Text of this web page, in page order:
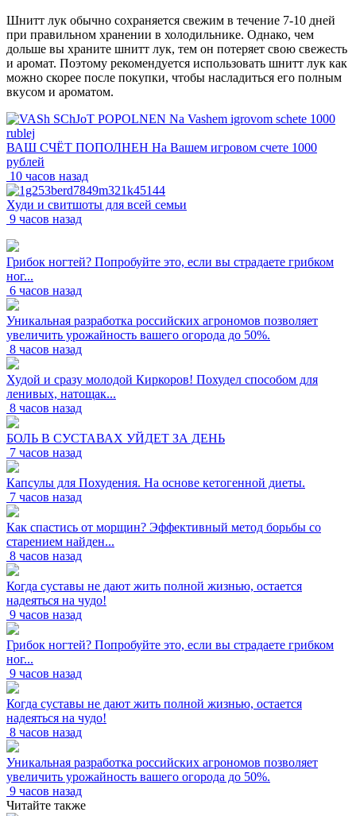
Шнитт лук обычно сохраняется свежим в течение 7-10 дней
при правильном хранении в холодильнике. Однако, чем
дольше вы храните шнитт лук, тем он потеряет свою свежесть
и аромат. Поэтому рекомендуется использовать шнитт лук как
можно скорее после покупки, чтобы насладиться его полным
вкусом и ароматом.
ВАШ СЧЁТ ПОПОЛНЕН На Вашем игровом счете 1000
рублей
10 часов назад
Худи и свитшоты для всей семьи
9 часов назад
Грибок ногтей? Попробуйте это, если вы страдаете грибком
ног...
6 часов назад
Уникальная разработка российских агрономов позволяет
увеличить урожайность вашего огорода до 50%.
8 часов назад
Худой и сразу молодой Киркоров! Похудел способом для
ленивых, натощак...
8 часов назад
БОЛЬ В СУСТАВАХ УЙДЕТ ЗА ДЕНЬ
7 часов назад
Капсулы для Похудения. На основе кетогенной диеты.
7 часов назад
Как спастись от морщин? Эффективный метод борьбы со
старением найден...
8 часов назад
Когда суставы не дают жить полной жизнью, остается
надеяться на чудо!
9 часов назад
Грибок ногтей? Попробуйте это, если вы страдаете грибком
ног...
9 часов назад
Когда суставы не дают жить полной жизнью, остается
надеяться на чудо!
8 часов назад
Уникальная разработка российских агрономов позволяет
увеличить урожайность вашего огорода до 50%.
9 часов назад
Читайте также